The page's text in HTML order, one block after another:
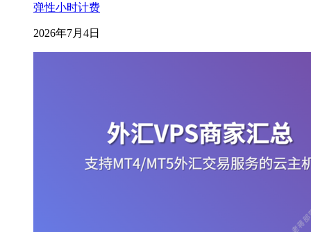
弹性小时计费
2026年7月4日